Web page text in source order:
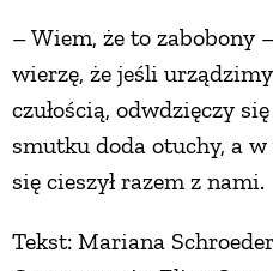
– Wiem, że to zabobony
wierzę, że jeśli
czułością, odwdzięczy
smutku doda otuchy, a
się cieszył razem z nami.
Tekst: Mariana